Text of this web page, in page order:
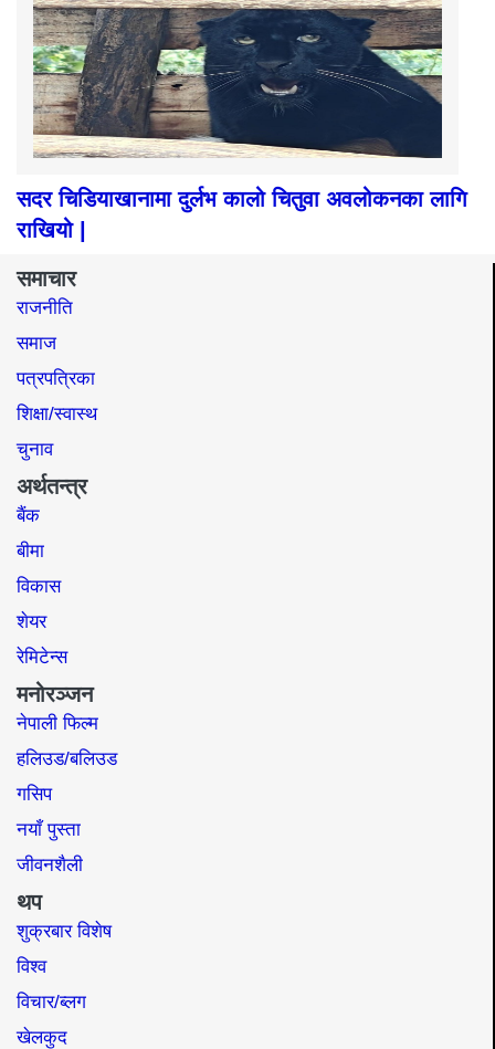
सदर चिडियाखानामा दुर्लभ कालो चितुवा अवलोकनका लागि
राखियो |
समाचार
राजनीति
समाज​
पत्रपत्रिका
शिक्षा/स्वास्थ
चुनाव
अर्थतन्त्र
बैंक
बीमा
विकास
शेयर
रेमिटेन्स
मनोरञ्जन
नेपाली फिल्म
हलिउड/बलिउड
गसिप
नयाँ पुस्ता
जीवनशैली
थप
शुक्रबार विशेष
विश्व
विचार/ब्लग
खेलकुद